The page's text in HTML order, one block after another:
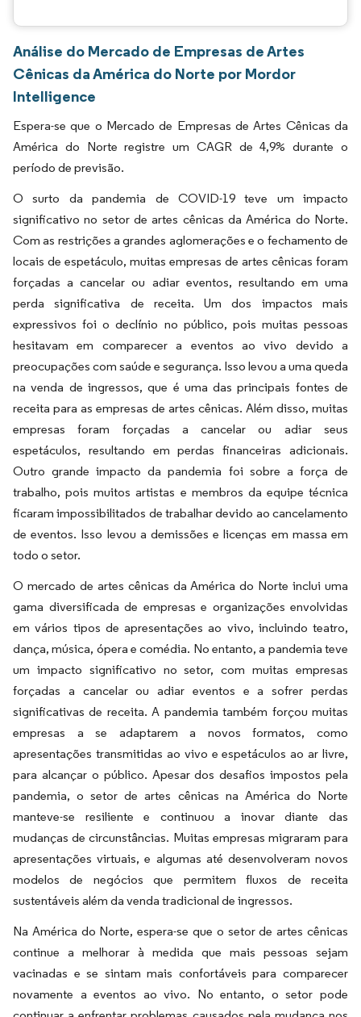
Análise do Mercado de Empresas de Artes
Cênicas da América do Norte por Mordor
Intelligence
Espera-se que o Mercado de Empresas de Artes Cênicas da
América do Norte registre um CAGR de 4,9% durante o
período de previsão.
O surto da pandemia de COVID-19 teve um impacto
significativo no setor de artes cênicas da América do Norte.
Com as restrições a grandes aglomerações e o fechamento de
locais de espetáculo, muitas empresas de artes cênicas foram
forçadas a cancelar ou adiar eventos, resultando em uma
perda significativa de receita. Um dos impactos mais
expressivos foi o declínio no público, pois muitas pessoas
hesitavam em comparecer a eventos ao vivo devido a
preocupações com saúde e segurança. Isso levou a uma queda
na venda de ingressos, que é uma das principais fontes de
receita para as empresas de artes cênicas. Além disso, muitas
empresas foram forçadas a cancelar ou adiar seus
espetáculos, resultando em perdas financeiras adicionais.
Outro grande impacto da pandemia foi sobre a força de
trabalho, pois muitos artistas e membros da equipe técnica
ficaram impossibilitados de trabalhar devido ao cancelamento
de eventos. Isso levou a demissões e licenças em massa em
todo o setor.
O mercado de artes cênicas da América do Norte inclui uma
gama diversificada de empresas e organizações envolvidas
em vários tipos de apresentações ao vivo, incluindo teatro,
dança, música, ópera e comédia. No entanto, a pandemia teve
um impacto significativo no setor, com muitas empresas
forçadas a cancelar ou adiar eventos e a sofrer perdas
significativas de receita. A pandemia também forçou muitas
empresas a se adaptarem a novos formatos, como
apresentações transmitidas ao vivo e espetáculos ao ar livre,
para alcançar o público. Apesar dos desafios impostos pela
pandemia, o setor de artes cênicas na América do Norte
manteve-se resiliente e continuou a inovar diante das
mudanças de circunstâncias. Muitas empresas migraram para
apresentações virtuais, e algumas até desenvolveram novos
modelos de negócios que permitem fluxos de receita
sustentáveis além da venda tradicional de ingressos.
Na América do Norte, espera-se que o setor de artes cênicas
continue a melhorar à medida que mais pessoas sejam
vacinadas e se sintam mais confortáveis para comparecer
novamente a eventos ao vivo. No entanto, o setor pode